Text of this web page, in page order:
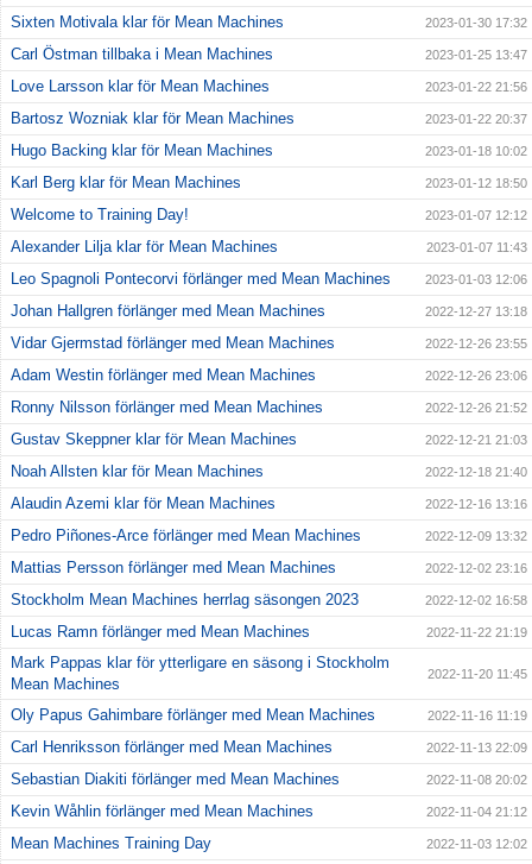
Sixten Motivala klar för Mean Machines 2023-01-30 17:32
Carl Östman tillbaka i Mean Machines 2023-01-25 13:47
Love Larsson klar för Mean Machines 2023-01-22 21:56
Bartosz Wozniak klar för Mean Machines 2023-01-22 20:37
Hugo Backing klar för Mean Machines 2023-01-18 10:02
Karl Berg klar för Mean Machines 2023-01-12 18:50
Welcome to Training Day! 2023-01-07 12:12
Alexander Lilja klar för Mean Machines 2023-01-07 11:43
Leo Spagnoli Pontecorvi förlänger med Mean Machines 2023-01-03 12:06
Johan Hallgren förlänger med Mean Machines 2022-12-27 13:18
Vidar Gjermstad förlänger med Mean Machines 2022-12-26 23:55
Adam Westin förlänger med Mean Machines 2022-12-26 23:06
Ronny Nilsson förlänger med Mean Machines 2022-12-26 21:52
Gustav Skeppner klar för Mean Machines 2022-12-21 21:03
Noah Allsten klar för Mean Machines 2022-12-18 21:40
Alaudin Azemi klar för Mean Machines 2022-12-16 13:16
Pedro Piñones-Arce förlänger med Mean Machines 2022-12-09 13:32
Mattias Persson förlänger med Mean Machines 2022-12-02 23:16
Stockholm Mean Machines herrlag säsongen 2023 2022-12-02 16:58
Lucas Ramn förlänger med Mean Machines 2022-11-22 21:19
Mark Pappas klar för ytterligare en säsong i Stockholm
Mean Machines
2022-11-20 11:45
Oly Papus Gahimbare förlänger med Mean Machines 2022-11-16 11:19
Carl Henriksson förlänger med Mean Machines 2022-11-13 22:09
Sebastian Diakiti förlänger med Mean Machines 2022-11-08 20:02
Kevin Wåhlin förlänger med Mean Machines 2022-11-04 21:12
Mean Machines Training Day 2022-11-03 12:02